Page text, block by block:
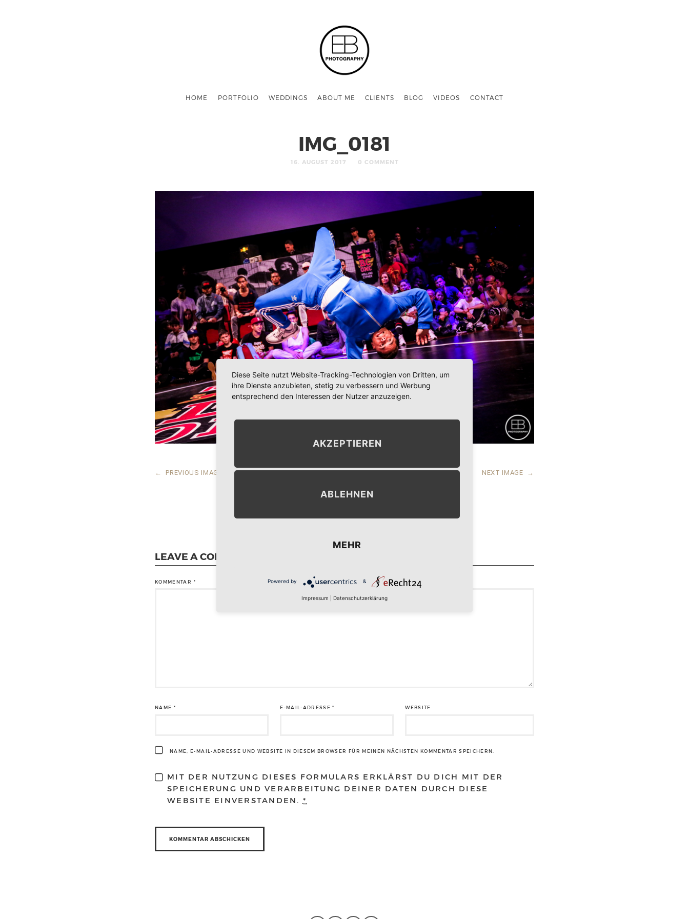
HOME PORTFOLIO WEDDINGS ABOUT ME CLIENTS BLOG VIDEOS CONTACT
IMG_0181
16. AUGUST 2017 0 COMMENT
← PREVIOUS IMAGE NEXT IMAGE →
LEAVE A COMMENT
KOMMENTAR *
NAME * E-MAIL-ADRESSE* WEBSITE
NAME, E-MAIL-ADRESSE UND WEBSITE IN DIESEM BROWSER FÜR MEINEN NÄCHSTEN KOMMENTAR SPEICHERN.
MIT DER NUTZUNG DIESES FORMULARS ERKLÄRST DU DICH MIT DER
SPEICHERUNG UND VERARBEITUNG DEINER DATEN DURCH DIESE
WEBSITE EINVERSTANDEN. *
Diese Seite nutzt Website-Tracking-Technologien von Dritten, um
ihre Dienste anzubieten, stetig zu verbessern und Werbung
entsprechend den Interessen der Nutzer anzuzeigen.
AKZEPTIEREN
ABLEHNEN
MEHR
Powered by &
Impressum Datenschutzerklärung